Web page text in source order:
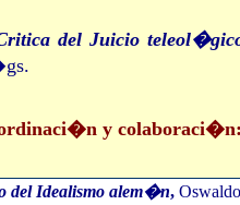
del Juicio
y
del Idealismo alem�n,